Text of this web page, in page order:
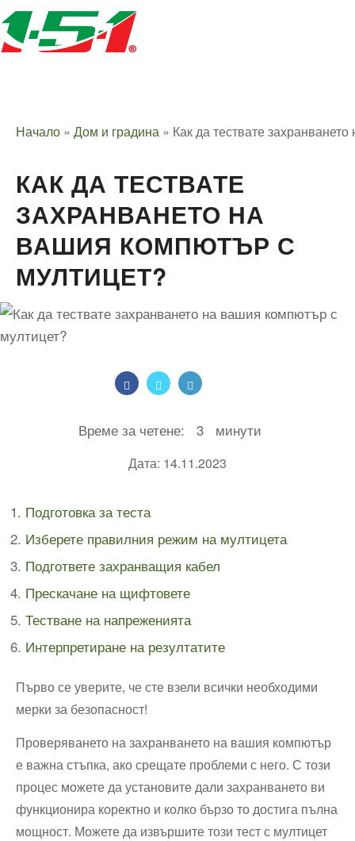
Начало » Дом и градина » Как да тествате
КАК ДА ТЕСТВАТЕ
ЗАХРАНВАНЕТО НА
ВАШИЯ КОМПЮТЪР С
МУЛТИЦЕТ?
Време за четене: 3 минути
Дата: 14.11.2023
Подготовка за теста
Изберете правилния режим на мултицета
Подгответе захранващия кабел
Прескачане на щифтовете
Тестване на напреженията
Интерпретиране на резултатите
Първо се уверите, че сте взели всички необходими
мерки за безопасност!
Проверяването на захранването на вашия компютър
е важна стъпка, ако срещате проблеми с него. С този
процес можете да установите дали захранването ви
функционира коректно и колко бързо то достига пълна
мощност. Можете да извършите този тест с мултицет